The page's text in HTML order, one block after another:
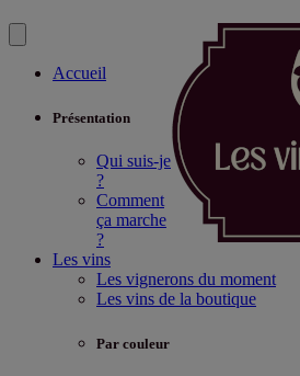
Accueil
Présentation
Qui suis-je
?
Comment
ça marche
?
Les vins
Les vignerons du moment
Les vins de la boutique
Par couleur